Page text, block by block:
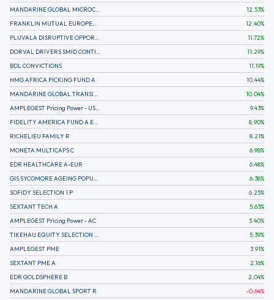
12.53%
12.40%
11.72%
11.29%
BDL CONVICTIONS
11.19%
HMG AFRICA PICKING FUND A
10.44%
10.04%
9.43%
8.90%
RICHELIEU FAMILY R
8.21%
MONETA MULTICAPS C
6.98%
EDR HEALTHCARE A-EUR
6.48%
6.38%
SOFIDY SELECTION 1 P
6.25%
SEXTANT TECH A
5.63%
AMPLEGEST Pricing Power - AC
5.40%
5.39%
AMPLEGEST PME
3.91%
SEXTANT PME A
2.16%
EDR GOLDSPHERE B
2.04%
MANDARINE GLOBAL SPORT R
-0.64%